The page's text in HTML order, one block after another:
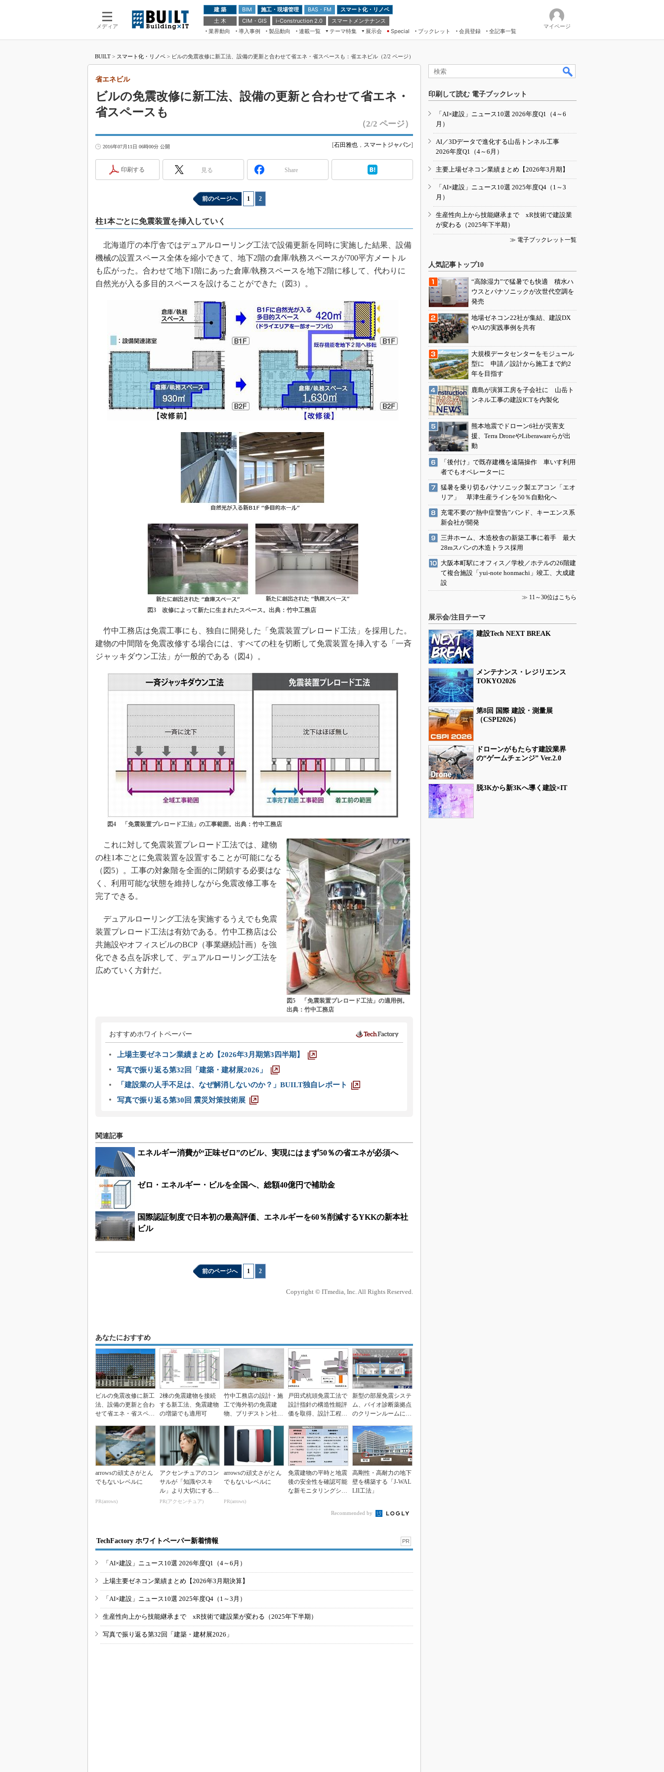
メディア
建 築 BIM 施工・現場管理 BAS・FM
スマート化・リノベ
土 木
CIM・GIS i-Construction 2.0
スマートメンテナンス
業界動向
導入事例 製品動向 連載一覧
テーマ特集
ドローンがもたらす建設業界の“ゲー
ムチェンジ” Ver.2.0
“Society5.0”時代のスマートビル
展示会
第8回 国際 建設・測量展
築・土木・不動産の先端技術展－
2020
日本 ものづくりワールド 2020
メンテナンス・レジリエンスTOKYO
Special ブックレット 会員登録 全記事一覧
マイページ
BUILT > スマート化・リノベ > ビルの免震改修に新工法、設備の更新と合わせて省エネ・省スペースも：省エネビル（2/2 ページ）
ビルの免震改修に新工法、設備の更新と合わせて省エネ・
省スペースも
省エネビル
（2/2 ページ）
2016年07月11日 06時00分 公開 [石田雅也 ， スマートジャパン]
印刷する 見る Share
前のページへ 1 2
柱1本ごとに免震装置を挿入していく
北海道庁の本庁舎ではデュアルローリング工法で設備更新を同時に実施した結果、設備
機械の設置スペース全体を縮小できて、地下2階の倉庫/執務スペースが700平方メートル
も広がった。合わせて地下1階にあった倉庫/執務スペースを地下2階に移して、代わりに
自然光が入る多目的スペースを設けることができた（図3）。
図3 改修によって新たに生まれたスペース。出典：竹中工務店
竹中工務店は免震工事にも、独自に開発した「免震装置プレロード工法」を採用した。
建物の中間階を免震改修する場合には、すべての柱を切断して免震装置を挿入する「一斉
ジャッキダウン工法」が一般的である（図4）。
図4 「免震装置プレロード工法」の工事範囲。出典：竹中工務店
図5 「免震装置プレロード工法」の適用例。
出典：竹中工務店
これに対して免震装置プレロード工法では、建物
の柱1本ごとに免震装置を設置することが可能になる
（図5）。工事の対象階を全面的に閉鎖する必要はな
く、利用可能な状態を維持しながら免震改修工事を
完了できる。
デュアルローリング工法を実施するうえでも免震
装置プレロード工法は有効である。竹中工務店は公
共施設やオフィスビルのBCP（事業継続計画）を強
化できる点を訴求して、デュアルローリング工法を
広めていく方針だ。
おすすめホワイトペーパー
上場主要ゼネコン業績まとめ【2026年3月期第3四半期】
写真で振り返る第32回「建築・建材展2026」
「建設業の人手不足は、なぜ解消しないのか？」BUILT独自レポート
写真で振り返る第30回 震災対策技術展
関連記事
エネルギー消費が“正味ゼロ”のビル、実現にはまず50％の省エネが必須へ
ゼロ・エネルギー・ビルを全国へ、総額40億円で補助金
国際認証制度で日本初の最高評価、エネルギーを60％削減するYKKの新本社
ビル
前のページへ 1 2
Copyright © ITmedia, Inc. All Rights Reserved.
あなたにおすすめ
ビルの免震改修に新工
法、設備の更新と合わ
せて省エネ・省スペー
2棟の免震建物を接続
する新工法、免震建物
の増築でも適用可
竹中工務店の設計・施
工で海外初の免震建
物、ブリヂストン社
戸田式杭頭免震工法で
設計指針の構造性能評
価を取得、設計工程が
新型の部屋免震システ
ム、バイオ診断薬拠点
のクリーンルームに初
arrowsの頑丈さがとん
でもないレベルに
PR(arrows)
アクセンチュアのコン
サルが「知識やスキ
ル」より大切にする視
点
PR(アクセンチュア)
arrowsの頑丈さがとん
でもないレベルに
PR(arrows)
免震建物の平時と地震
後の安全性を確認可能
な新モニタリングシス
高剛性・高耐力の地下
壁を構築する「J-WAL
LII工法」
Recommended by
TechFactory ホワイトペーパー新着情報 PR
「AI×建設」ニュース10選 2026年度Q1（4～6月）
上場主要ゼネコン業績まとめ【2026年3月期決算】
「AI×建設」ニュース10選 2025年度Q4（1～3月）
生産性向上から技能継承まで xR技術で建設業が変わる（2025年下半期）
写真で振り返る第32回「建築・建材展2026」
印刷して読む 電子ブックレット
「AI×建設」ニュース10選 2026年度Q1（4～6
月）
AI／3Dデータで進化する山岳トンネル工事
2026年度Q1（4～6月）
主要上場ゼネコン業績まとめ【2026年3月期】
「AI×建設」ニュース10選 2025年度Q4（1～3
月）
生産性向上から技能継承まで xR技術で建設業
が変わる（2025年下半期）
≫ 電子ブックレット一覧
人気記事トップ10
“高除湿力”で猛暑でも快適 積水ハ
ウスとパナソニックが次世代空調を
発売
地場ゼネコン22社が集結、建設DX
やAIの実践事例を共有
大規模データセンターをモジュール
型に 申請／設計から施工まで約2
年を目指す
鹿島が演算工房を子会社に 山岳ト
ンネル工事の建設ICTを内製化
熊本地震でドローン6社が災害支
援、Terra DroneやLiberawareらが出
動
「後付け」で既存建機を遠隔操作 車いす利用
者でもオペレーターに
猛暑を乗り切るパナソニック製エアコン「エオ
リア」 草津生産ラインを50％自動化へ
充電不要の“熱中症警告”バンド、キーエンス系
新会社が開発
三井ホーム、木造校舎の新築工事に着手 最大
28mスパンの木造トラス採用
大阪本町駅にオフィス／学校／ホテルの26階建
て複合施設「yui-note honmachi」竣工、大成建
設
≫ 11～30位はこちら
展示会/注目テーマ
建設Tech NEXT BREAK
メンテナンス・レジリエンス
TOKYO2026
第8回 国際 建設・測量展
（CSPI2026）
ドローンがもたらす建設業界
の“ゲームチェンジ” Ver.2.0
脱3Kから新3Kへ導く建設×IT